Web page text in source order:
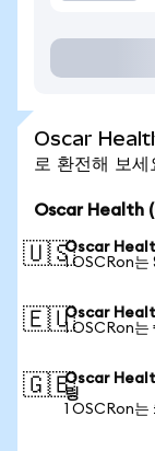
Oscar
로 환전해 보세
Oscar Health
🇺🇸Oscar
1 OSCRon
🇪🇺Oscar
1 OSCRon
🇬🇧Oscar
링
1 OSCRon는